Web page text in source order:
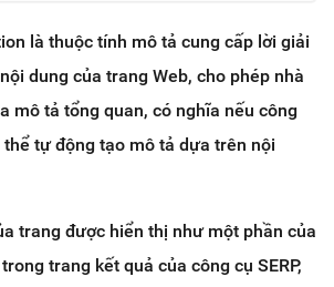
là thuộc tính mô tả cung cấp lời giải
dung của trang Web, cho phép nhà
mô tả tổng quan, có nghĩa nếu công
tự động tạo mô tả dựa trên nội
trang được hiển thị như một phần của
trang kết quả của công cụ SERP,